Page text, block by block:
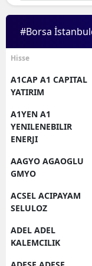
#Borsa
Hisse
A1CAP A1 CAPITAL
YATIRIM
A1YEN A1
YENILENEBILIR
ENERJI
AAGYO AGAOGLU
GMYO
ACSEL ACIPAYAM
SELULOZ
ADEL ADEL
KALEMCILIK